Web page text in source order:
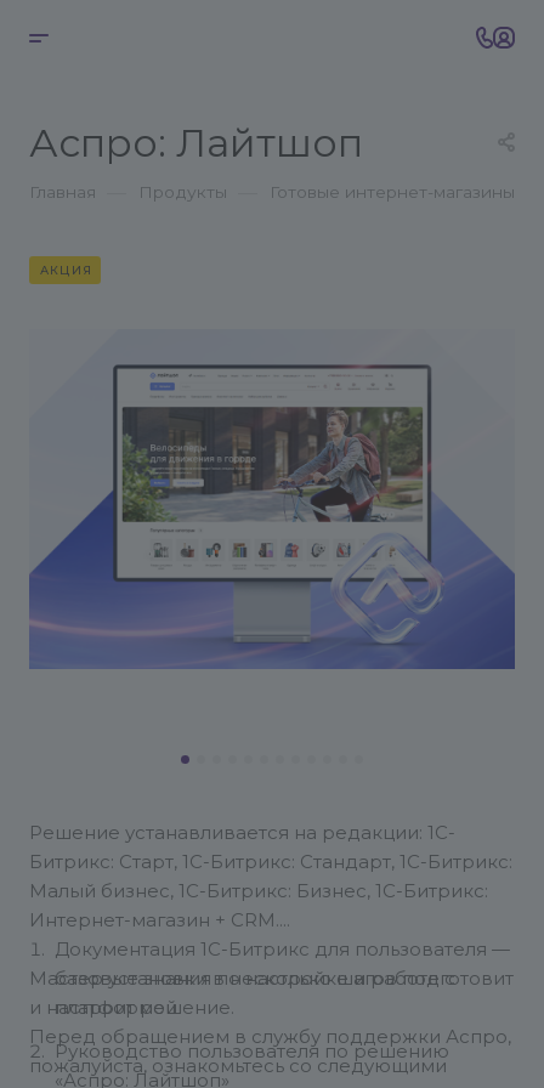
Аспро: Лайтшоп
Главная Продукты Готовые интернет-магазины
АКЦИЯ
Решение устанавливается на редакции: 1С-
Битрикс: Старт, 1С-Битрикс: Стандарт, 1С-Битрикс:
Малый бизнес, 1С-Битрикс: Бизнес, 1С-Битрикс:
Интернет-магазин + CRM.
Мастер установки в несколько шагов подготовит
и настроит решение.
Перед обращением в службу поддержки Аспро,
пожалуйста, ознакомьтесь со следующими
Документация 1С-Битрикс для пользователя —
базовые знания по настройке и работе с
платформой
Руководство пользователя по решению
«Аспро: Лайтшоп»